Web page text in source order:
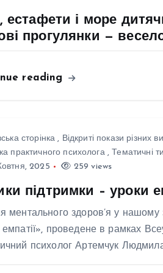
естафети і море
прогулянки —
reading
сторінка , Відкриті покази різних
практичного психолога, Тематичні
2025
259 views
підтримки – уроки
ментального здоров’я у нашому
емпатії», проведене в рамках
психолог Артемчук
школі, і в
де вона
на жаль,
і булінг
— різні
але
обидва
базове